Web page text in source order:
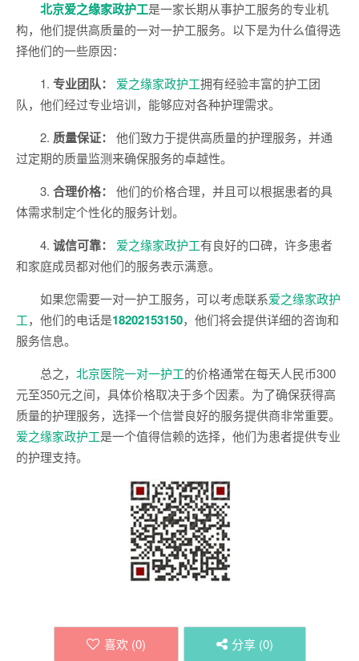
北京爱之缘家政护工是一家长期从事护工服务的专业机
构，他们提供高质量的一对一护工服务。以下是为什么值得选
择他们的一些原因：
1. 专业团队： 爱之缘家政护工拥有经验丰富的护工团
队，他们经过专业培训，能够应对各种护理需求。
2. 质量保证：
他们致力于提供高质量的护理服务，并通
过定期的质量监测来确保服务的卓越性。
3. 合理价格：
他们的价格合理，并且可以根据患者的具
体需求制定个性化的服务计划。
4. 诚信可靠： 爱之缘家政护工有良好的口碑，许多患者
和家庭成员都对他们的服务表示满意。
如果您需要一对一护工服务，可以考虑联系爱之缘家政护
工，他们的电话是18202153150，他们将会提供详细的咨询和
服务信息。
总之， 北京医院一对一护工的价格通常在每天人民币300
元至350元之间，具体价格取决于多个因素。为了确保获得高
质量的护理服务，选择一个信誉良好的服务提供商非常重要。
爱之缘家政护工是一个值得信赖的选择，他们为患者提供专业
的护理支持。
喜欢 (0) 分享 (0)